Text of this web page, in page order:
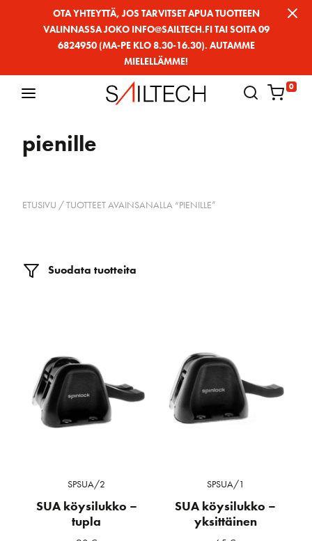
OTA YHTEYTTÄ, JOS TARVITSET APUA TUOTTEEN
VALINNASSA JOKO INFO@SAILTECH.FI TAI SOITA 09
6824950 (MA-PE KLO 8.30-16.30). AUTAMME
MIELELLÄMME!
0
pienille
ETUSIVU / TUOTTEET AVAINSANALLA “PIENILLE”
Suodata tuotteita
SPSUA/2
SUA köysilukko –
tupla
SPSUA/1
SUA köysilukko –
yksittäinen